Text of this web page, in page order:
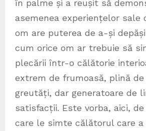
în palme și a reușit să
asemenea experiențelor sale
om are puterea de a-și
cum orice om ar trebuie să
plecării într-o călătorie
extrem de frumoasă, plină de
greutăți, dar generatoare de
satisfacții. Este vorba, aici,
care le simte călătorul care